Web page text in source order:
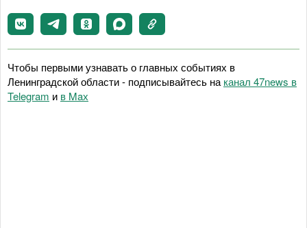
Чтобы первыми узнавать о главных событиях в
Ленинградской области - подписывайтесь на канал 47news в
Telegram и в Maх